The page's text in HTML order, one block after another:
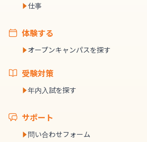
仕事
体験する
オープンキャンパスを探す
受験対策
年内入試を探す
サポート
問い合わせフォーム